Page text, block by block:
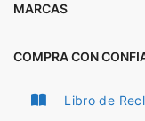
MARCAS
COMPRA CON
Libro de